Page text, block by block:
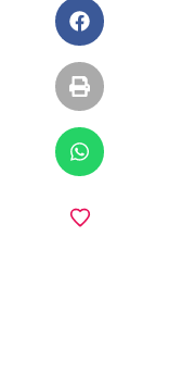
פייסבוק
הדפסה
ווטסאפ